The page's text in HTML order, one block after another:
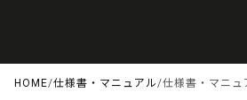
HOME/仕様書・マニュアル/仕様書・マニュ